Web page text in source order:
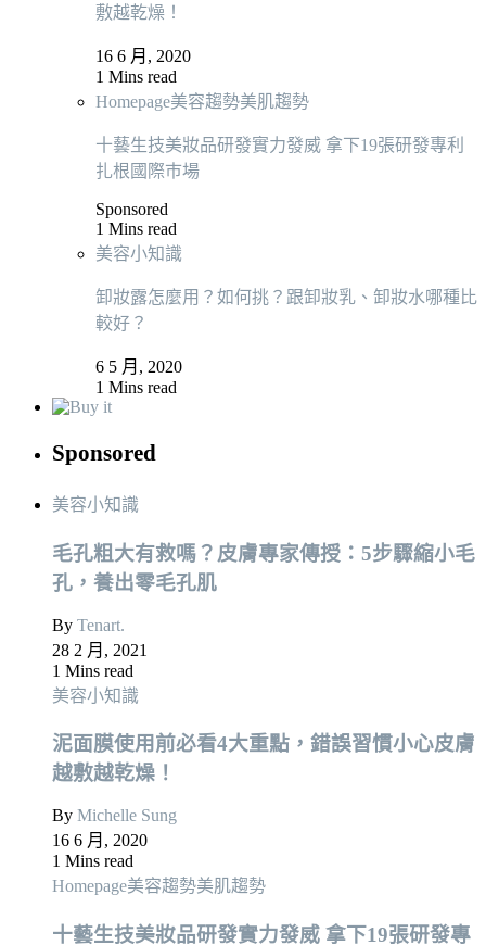
敷越乾燥！
16 6 月, 2020
1 Mins read
Homepage美容趨勢美肌趨勢
十藝生技美妝品研發實力發威 拿下19張研發專利
扎根國際巿場
Sponsored
1 Mins read
美容小知識
卸妝露怎麼用？如何挑？跟卸妝乳、卸妝水哪種比
較好？
6 5 月, 2020
1 Mins read
Sponsored
美容小知識
毛孔粗大有救嗎？皮膚專家傳授：5步驟縮小毛
孔，養出零毛孔肌
By Tenart.
28 2 月, 2021
1 Mins read
美容小知識
泥面膜使用前必看4大重點，錯誤習慣小心皮膚
越敷越乾燥！
By Michelle Sung
16 6 月, 2020
1 Mins read
Homepage美容趨勢美肌趨勢
十藝生技美妝品研發實力發威 拿下19張研發專